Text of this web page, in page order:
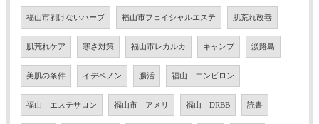
福山市剥けないハーブ 福山市フェイシャルエステ 肌荒れ改善
肌荒れケア 寒さ対策 福山市レカルカ キャンプ 淡路島
美肌の条件 イデベノン 腸活 福山 エンビロン
福山 エステサロン 福山市 アメリ 福山 DRBB 読書